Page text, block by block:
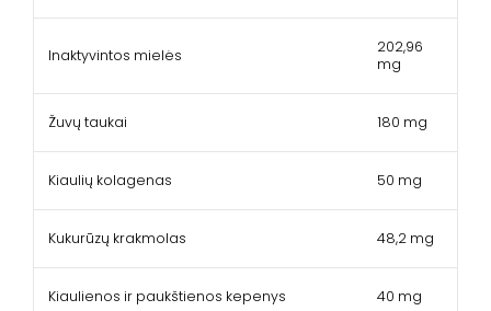
Inaktyvintos mielės
202,96
mg
Žuvų taukai 180 mg
Kiaulių kolagenas 50 mg
Kukurūzų krakmolas 48,2 mg
Kiaulienos ir paukštienos kepenys 40 mg